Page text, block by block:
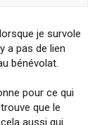
je survole
a pas de lien
bénévolat.
pour ce qui
que le
aussi qui